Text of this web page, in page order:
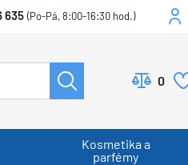
635 (Po-Pá, 8:00-16:30 hod.)
0
Kosmetika a
parfémy